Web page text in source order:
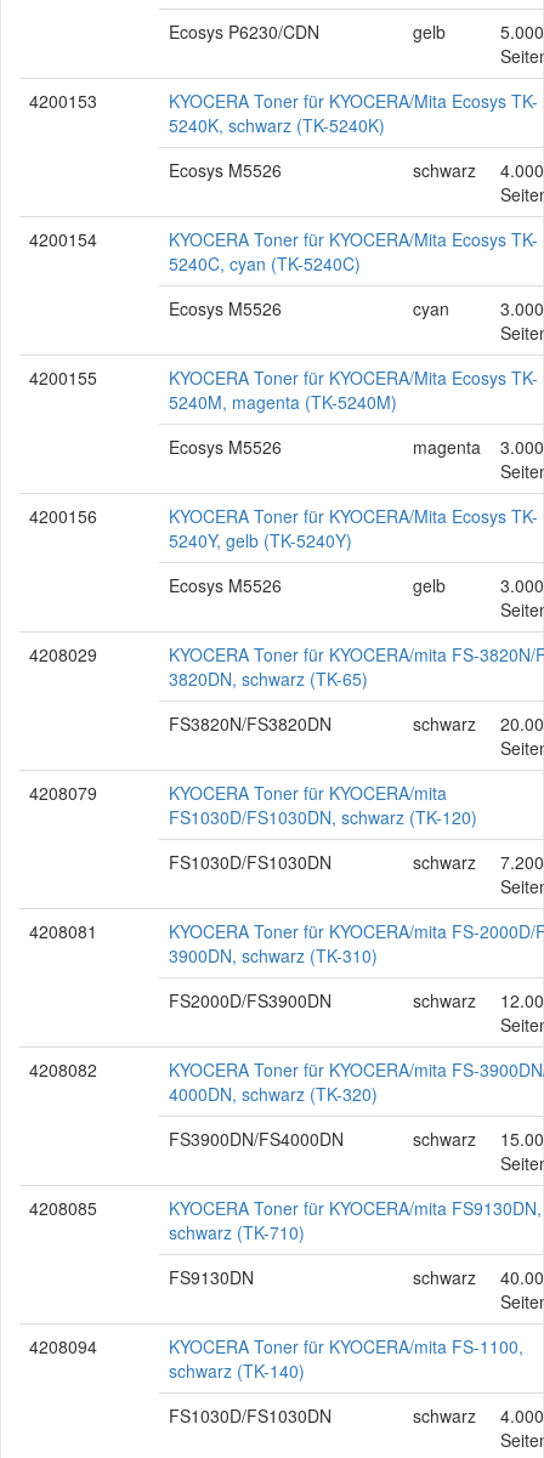
Ecosys P6230/CDN
gelb
5.000
4200153
KYOCERA Toner für KYOCERA/Mita Ecosys TK-
5240K, schwarz (TK-5240K)
Ecosys M5526
schwarz
4.000
4200154
KYOCERA Toner für KYOCERA/Mita Ecosys TK-
5240C, cyan (TK-5240C)
Ecosys M5526
cyan
3.000
4200155
KYOCERA Toner für KYOCERA/Mita Ecosys TK-
5240M, magenta (TK-5240M)
Ecosys M5526
magenta
3.000
4200156
KYOCERA Toner für KYOCERA/Mita Ecosys TK-
5240Y, gelb (TK-5240Y)
Ecosys M5526
gelb
3.000
4208029
KYOCERA Toner für KYOCERA/mita FS-3820N/
3820DN, schwarz (TK-65)
FS3820N/FS3820DN
schwarz
4208079
KYOCERA Toner für KYOCERA/mita
FS1030D/FS1030DN, schwarz (TK-120)
FS1030D/FS1030DN
schwarz
7.200
4208081
KYOCERA Toner für KYOCERA/mita FS-2000D/
3900DN, schwarz (TK-310)
FS2000D/FS3900DN
schwarz
4208082
KYOCERA Toner für KYOCERA/mita FS-
4000DN, schwarz (TK-320)
FS3900DN/FS4000DN
schwarz
4208085
KYOCERA Toner für KYOCERA/mita FS9130DN,
schwarz (TK-710)
FS9130DN
schwarz
4208094
KYOCERA Toner für KYOCERA/mita FS-1100,
schwarz (TK-140)
FS1030D/FS1030DN
schwarz
4.000